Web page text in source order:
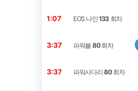
1:07 EOS 나인133 회차
3:37 파워볼80회차
3:37 파워사다리80회차